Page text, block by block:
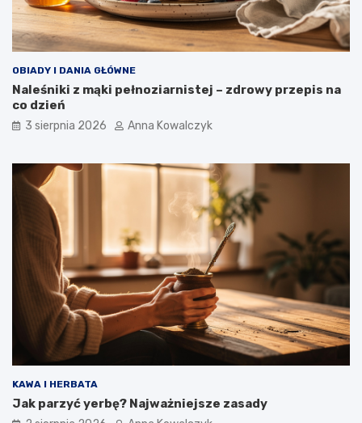
OBIADY I DANIA GŁÓWNE
Naleśniki z mąki pełnoziarnistej – zdrowy przepis na
co dzień
3 sierpnia 2026 Anna Kowalczyk
KAWA I HERBATA
Jak parzyć yerbę? Najważniejsze zasady